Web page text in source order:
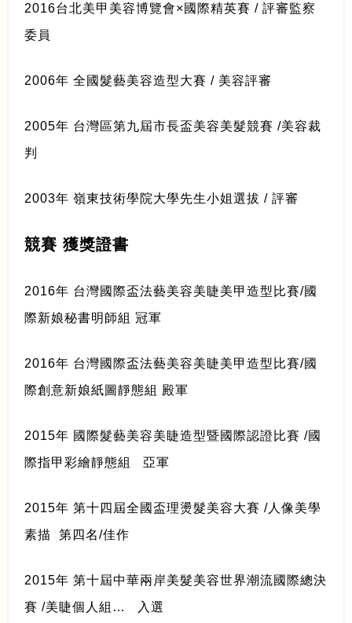
2016台北美甲美容博覽會×國際精英賽 / 評審監察
委員
2006年 全國髮藝美容造型大賽 / 美容評審
2005年 台灣區第九屆市長盃美容美髮競賽 /美容裁
判
2003年 嶺東技術學院大學先生小姐選拔 / 評審
競賽 獲獎證書
2016年 台灣國際盃法藝美容美睫美甲造型比賽/國
際新娘秘書明師組 冠軍
2016年 台灣國際盃法藝美容美睫美甲造型比賽/國
際創意新娘紙圖靜態組 殿軍
2015年 國際髮藝美容美睫造型暨國際認證比賽 /國
際指甲彩繪靜態組 亞軍
2015年 第十四屆全國盃理燙髮美容大賽 /人像美學
素描 第四名/佳作
2015年 第十屆中華兩岸美髮美容世界潮流國際總決
賽 /美睫個人組… 入選